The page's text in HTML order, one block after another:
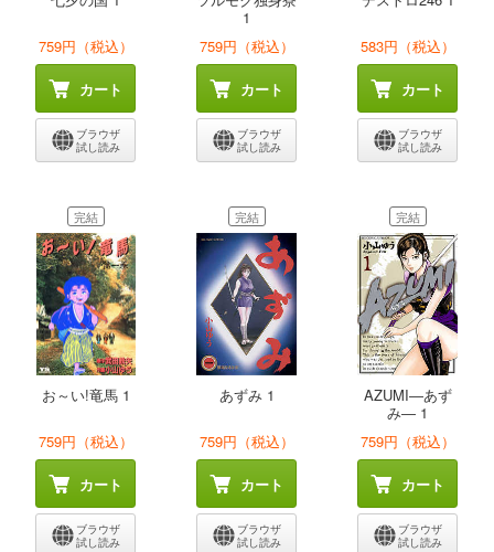
759円（税込）
カート
ブラウザ
試し読み
1
759円（税込）
カート
ブラウザ
試し読み
583円（税込）
カート
ブラウザ
試し読み
完結
お～い!竜馬 1
759円（税込）
カート
ブラウザ
試し読み
完結
あずみ 1
759円（税込）
カート
ブラウザ
試し読み
完結
AZUMI―あず
み― 1
759円（税込）
カート
ブラウザ
試し読み